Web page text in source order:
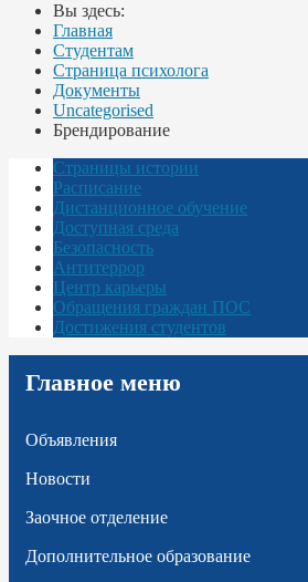
Вы здесь:
Главная
Студентам
Страница психолога
Документы
Uncategorised
Брендирование
Страницы истории
Расписание
Дистанционное обучение
Доступная среда
Безопасность
Антитеррор
Центр карьеры
Обращения граждан ПОС
Достижения студентов
Главное меню
Объявления
Новости
Заочное отделение
Дополнительное образование